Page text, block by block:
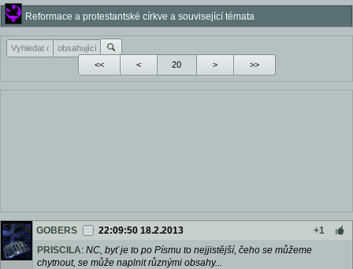
Reformace a protestantské církve a související témata
<< < > >>
GOBERS 22:09:50 18.2.2013
+1
PRISCILA: NC, byť je to po Písmu to nejjistější, čeho se můžeme
chytnout, se může naplnit různými obsahy...